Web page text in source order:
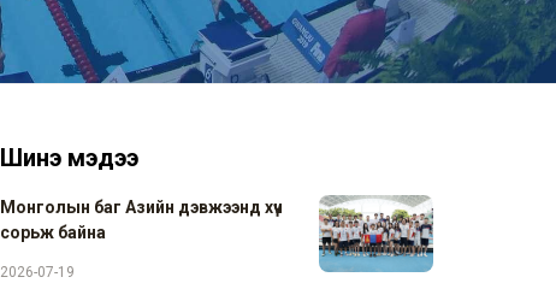
Шинэ мэдээ
Монголын баг Азийн дэвжээнд хүч
сорьж байна
2026-07-19